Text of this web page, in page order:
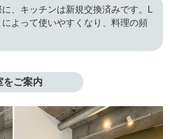
、キッチンは新規交換済みです。L
よって使いやすくなり、料理の頻
をご案内